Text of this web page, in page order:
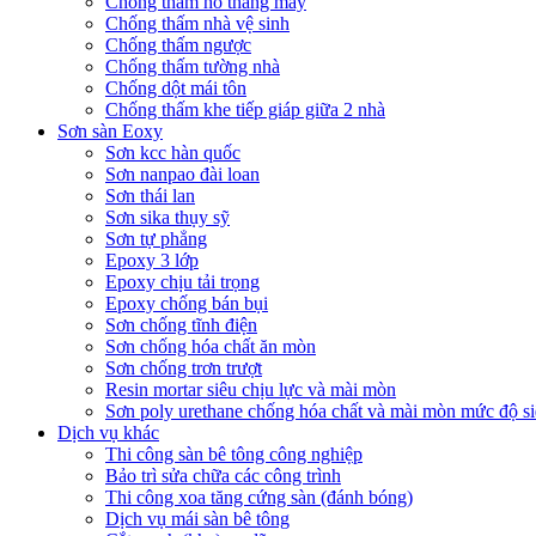
Chống thấm nhà vệ sinh
Chống thấm ngược
Chống thấm tường nhà
Chống dột mái tôn
Chống thấm khe tiếp giáp giữa 2 nhà
Sơn sàn Eoxy
Sơn kcc hàn quốc
Sơn nanpao đài loan
Sơn thái lan
Sơn sika thụy sỹ
Sơn tự phẳng
Epoxy 3 lớp
Epoxy chịu tải trọng
Epoxy chống bán bụi
Sơn chống tĩnh điện
Sơn chống hóa chất ăn mòn
Sơn chống trơn trượt
Resin mortar siêu chịu lực và mài mòn
Sơn poly urethane chống hóa chất và mài mòn mức độ
Dịch vụ khác
Thi công sàn bê tông công nghiệp
Bảo trì sửa chữa các công trình
Thi công xoa tăng cứng sàn (đánh bóng)
Dịch vụ mái sàn bê tông